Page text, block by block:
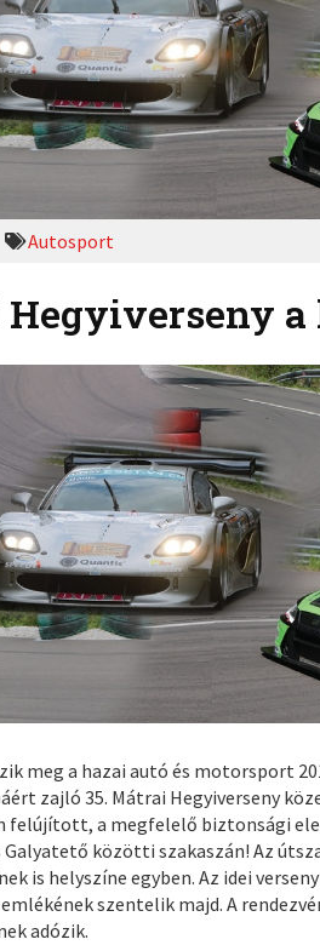
Autosport
Hegyiverseny
meg a hazai autó és motorsport
zajló 35. Mátrai Hegyiverseny
felújított, a megfelelő biztonsági
Galyatető közötti szakaszán! Az
is helyszíne egyben. Az idei
szentelik majd. A
adózik.